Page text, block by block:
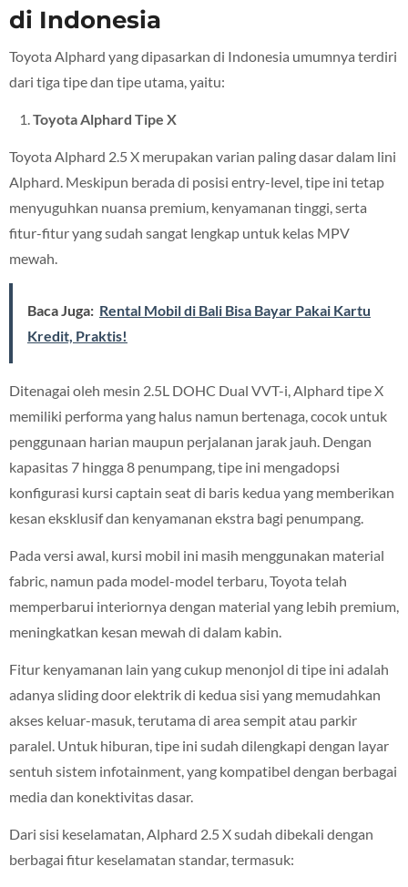
di Indonesia
Toyota Alphard yang dipasarkan di Indonesia umumnya terdiri
dari tiga tipe dan tipe utama, yaitu:
Toyota Alphard Tipe X
Toyota Alphard 2.5 X merupakan varian paling dasar dalam lini
Alphard. Meskipun berada di posisi entry-level, tipe ini tetap
menyuguhkan nuansa premium, kenyamanan tinggi, serta
fitur-fitur yang sudah sangat lengkap untuk kelas MPV
mewah.
Baca Juga: Rental Mobil di Bali Bisa Bayar Pakai Kartu
Kredit, Praktis!
Ditenagai oleh mesin 2.5L DOHC Dual VVT-i, Alphard tipe X
memiliki performa yang halus namun bertenaga, cocok untuk
penggunaan harian maupun perjalanan jarak jauh. Dengan
kapasitas 7 hingga 8 penumpang, tipe ini mengadopsi
konfigurasi kursi captain seat di baris kedua yang memberikan
kesan eksklusif dan kenyamanan ekstra bagi penumpang.
Pada versi awal, kursi mobil ini masih menggunakan material
fabric, namun pada model-model terbaru, Toyota telah
memperbarui interiornya dengan material yang lebih premium,
meningkatkan kesan mewah di dalam kabin.
Fitur kenyamanan lain yang cukup menonjol di tipe ini adalah
adanya sliding door elektrik di kedua sisi yang memudahkan
akses keluar-masuk, terutama di area sempit atau parkir
paralel. Untuk hiburan, tipe ini sudah dilengkapi dengan layar
sentuh sistem infotainment, yang kompatibel dengan berbagai
media dan konektivitas dasar.
Dari sisi keselamatan, Alphard 2.5 X sudah dibekali dengan
berbagai fitur keselamatan standar, termasuk: